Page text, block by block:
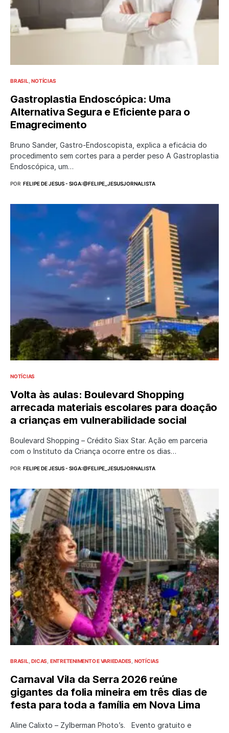
BRASIL NOTÍCIAS
Gastroplastia Endoscópica: Uma
Alternativa Segura e Eficiente para o
Emagrecimento
Bruno Sander, Gastro-Endoscopista, explica a eficácia do
procedimento sem cortes para a perder peso A Gastroplastia
Endoscópica, um…
POR FELIPE DE JESUS - SIGA:@FELIPE_JESUSJORNALISTA
NOTÍCIAS
Volta às aulas: Boulevard Shopping
arrecada materiais escolares para doação
a crianças em vulnerabilidade social
Boulevard Shopping – Crédito Siax Star. Ação em parceria
com o Instituto da Criança ocorre entre os dias…
POR FELIPE DE JESUS - SIGA:@FELIPE_JESUSJORNALISTA
BRASIL DICAS ENTRETENIMENTO E VARIEDADES NOTÍCIAS
Carnaval Vila da Serra 2026 reúne
gigantes da folia mineira em três dias de
festa para toda a família em Nova Lima
Aline Calixto – Zylberman Photo’s. Evento gratuito e